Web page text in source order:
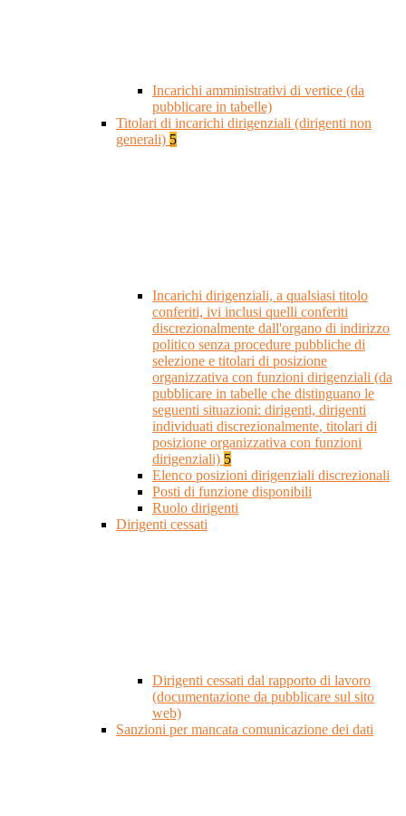
Incarichi amministrativi di vertice (da
pubblicare in tabelle)
Titolari di incarichi dirigenziali (dirigenti non
generali) 5
Incarichi dirigenziali, a qualsiasi titolo
conferiti, ivi inclusi quelli conferiti
discrezionalmente dall'organo di indirizzo
politico senza procedure pubbliche di
selezione e titolari di posizione
organizzativa con funzioni dirigenziali (da
pubblicare in tabelle che distinguano le
seguenti situazioni: dirigenti, dirigenti
individuati discrezionalmente, titolari di
posizione organizzativa con funzioni
dirigenziali) 5
Elenco posizioni dirigenziali discrezionali
Posti di funzione disponibili
Ruolo dirigenti
Dirigenti cessati
Dirigenti cessati dal rapporto di lavoro
(documentazione da pubblicare sul sito
web)
Sanzioni per mancata comunicazione dei dati